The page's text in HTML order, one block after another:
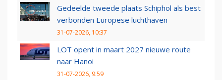
Gedeelde tweede plaats Schiphol als best
verbonden Europese luchthaven
31-07-2026, 10:37
LOT opent in maart 2027 nieuwe route
naar Hanoi
31-07-2026, 9:59